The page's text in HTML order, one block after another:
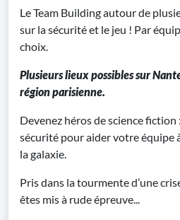
Le Team Building autour de
sur la sécurité et le jeu ! Par
choix.
Plusieurs lieux possibles sur
région parisienne.
Devenez héros de science fiction
sécurité pour aider votre équipe
la galaxie.
Pris dans la tourmente d’une
êtes mis à rude épreuve...